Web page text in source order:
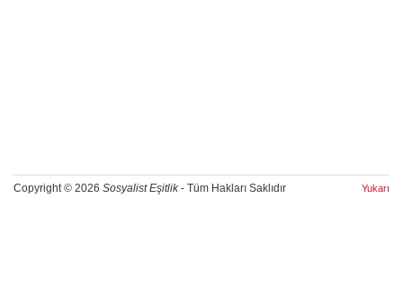
Copyright © 2026 Sosyalist Eşitlik- Tüm Hakları Saklıdır Yukarı